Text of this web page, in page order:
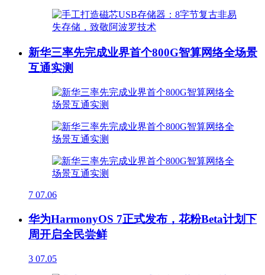
新华三率先完成业界首个800G智算网络全场景
互通实测
7 07.06
华为HarmonyOS 7正式发布，花粉Beta计划下
周开启全民尝鲜
3 07.05